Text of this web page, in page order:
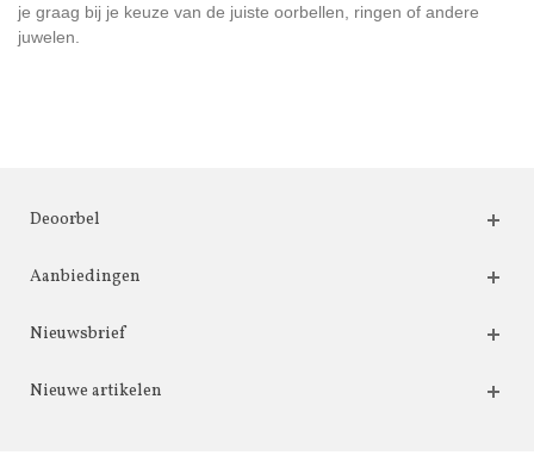
je graag bij je keuze van de juiste oorbellen, ringen of andere
juwelen.
Deoorbel
Aanbiedingen
Nieuwsbrief
Nieuwe artikelen